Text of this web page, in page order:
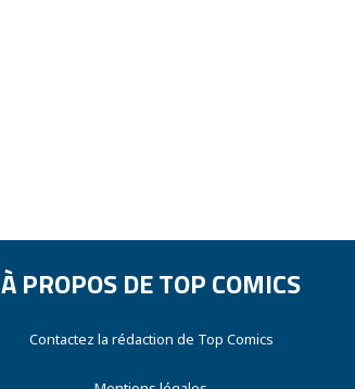
À PROPOS DE TOP COMICS
Contactez la rédaction de Top Comics